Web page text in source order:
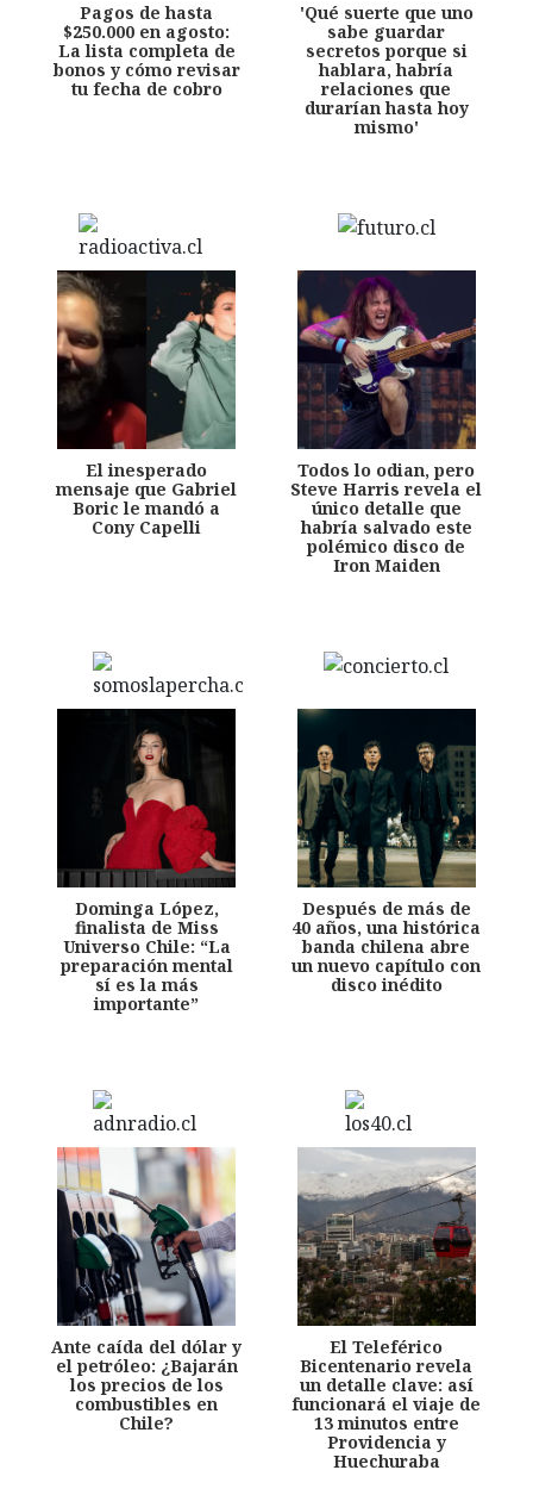
Pagos de hasta
$250.000 en agosto:
La lista completa de
bonos y cómo revisar
tu fecha de cobro
'Qué suerte que uno
sabe guardar
secretos porque si
hablara, habría
relaciones que
durarían hasta hoy
mismo'
El inesperado
mensaje que Gabriel
Boric le mandó a
Cony Capelli
Todos lo odian, pero
Steve Harris revela el
único detalle que
habría salvado este
polémico disco de
Iron Maiden
Dominga López,
finalista de Miss
Universo Chile: “La
preparación mental
sí es la más
importante”
Después de más de
40 años, una histórica
banda chilena abre
un nuevo capítulo con
disco inédito
Ante caída del dólar y
el petróleo: ¿Bajarán
los precios de los
combustibles en
Chile?
El Teleférico
Bicentenario revela
un detalle clave: así
funcionará el viaje de
13 minutos entre
Providencia y
Huechuraba